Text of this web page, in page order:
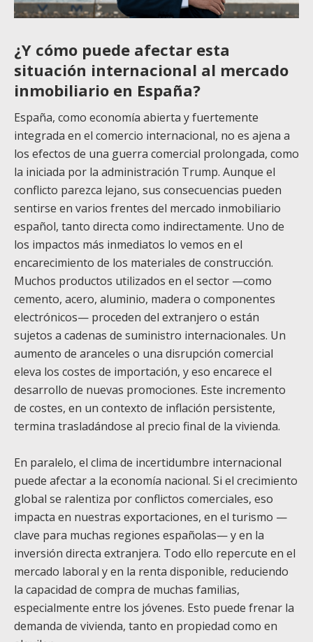
¿Y cómo puede afectar esta
situación internacional al mercado
inmobiliario en España?
España, como economía abierta y fuertemente
integrada en el comercio internacional, no es ajena a
los efectos de una guerra comercial prolongada, como
la iniciada por la administración Trump. Aunque el
conflicto parezca lejano, sus consecuencias pueden
sentirse en varios frentes del mercado inmobiliario
español, tanto directa como indirectamente. Uno de
los impactos más inmediatos lo vemos en el
encarecimiento de los materiales de construcción.
Muchos productos utilizados en el sector —como
cemento, acero, aluminio, madera o componentes
electrónicos— proceden del extranjero o están
sujetos a cadenas de suministro internacionales. Un
aumento de aranceles o una disrupción comercial
eleva los costes de importación, y eso encarece el
desarrollo de nuevas promociones. Este incremento
de costes, en un contexto de inflación persistente,
termina trasladándose al precio final de la vivienda.
En paralelo, el clima de incertidumbre internacional
puede afectar a la economía nacional. Si el crecimiento
global se ralentiza por conflictos comerciales, eso
impacta en nuestras exportaciones, en el turismo —
clave para muchas regiones españolas— y en la
inversión directa extranjera. Todo ello repercute en el
mercado laboral y en la renta disponible, reduciendo
la capacidad de compra de muchas familias,
especialmente entre los jóvenes. Esto puede frenar la
demanda de vivienda, tanto en propiedad como en